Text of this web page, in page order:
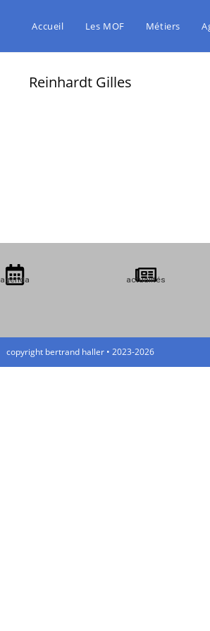
Accueil Les MOF Métiers
Reinhardt Gilles
agenda actualités
copyright bertrand haller • 2023-2026